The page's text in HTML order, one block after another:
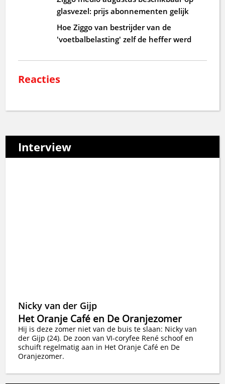
glasvezel: prijs abonnementen gelijk
Hoe Ziggo van bestrijder van de
'voetbalbelasting' zelf de heffer werd
Reacties
Interview
Nicky van der Gijp
Het Oranje Café en De Oranjezomer
Hij is deze zomer niet van de buis te slaan: Nicky van
der Gijp (24). De zoon van VI-coryfee René schoof en
schuift regelmatig aan in Het Oranje Café en De
Oranjezomer.